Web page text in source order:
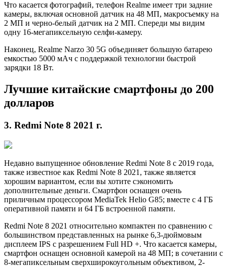
Что касается фотографий, телефон Realme имеет три задние
камеры, включая основной датчик на 48 МП, макросъемку на
2 МП и черно-белый датчик на 2 МП. Спереди мы видим
одну 16-мегапиксельную селфи-камеру.
Наконец, Realme Narzo 30 5G объединяет большую батарею
емкостью 5000 мАч с поддержкой технологии быстрой
зарядки 18 Вт.
Лучшие китайские смартфоны до 200
долларов
3. Redmi Note 8 2021 г.
Недавно выпущенное обновление Redmi Note 8 с 2019 года,
также известное как Redmi Note 8 2021, также является
хорошим вариантом, если вы хотите сэкономить
дополнительные деньги. Смартфон оснащен очень
приличным процессором MediaTek Helio G85; вместе с 4 ГБ
оперативной памяти и 64 ГБ встроенной памяти.
Redmi Note 8 2021 относительно компактен по сравнению с
большинством представленных на рынке 6,3-дюймовым
дисплеем IPS с разрешением Full HD +. Что касается камеры,
смартфон оснащен основной камерой на 48 МП; в сочетании с
8-мегапиксельным сверхширокоугольным объективом, 2-